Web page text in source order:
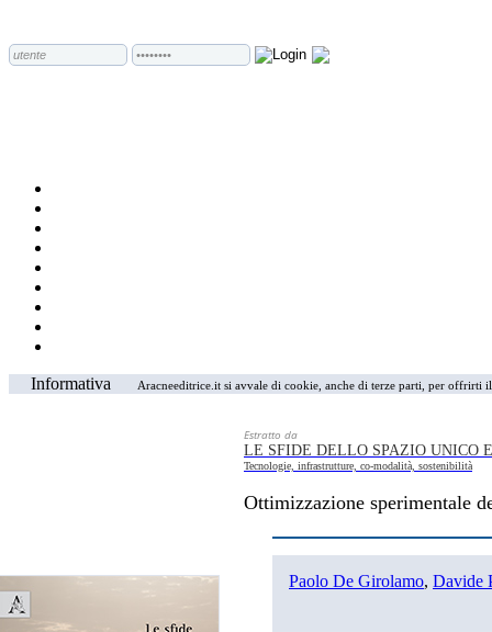
Informativa Aracneeditrice.it si avvale di cookie, anche di terze parti, per
Estratto da
LE SFIDE DELLO SPAZIO UNICO
Tecnologie, infrastrutture, co-modalità, sostenibilità
Ottimizzazione sperimentale
Paolo De Girolamo, Davide